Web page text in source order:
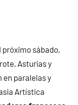
sábado,
Asturias y
paralelas y
Artística